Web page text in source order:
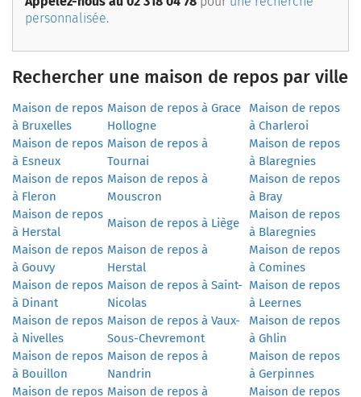
personnalisée.
Rechercher une maison de repos par ville
Maison de repos
à Bruxelles
Maison de repos à Grace
Hollogne
Maison de repos
à Charleroi
Maison de repos
à Esneux
Maison de repos à
Tournai
Maison de repos
à Blaregnies
Maison de repos
à Fleron
Maison de repos à
Mouscron
Maison de repos
à Bray
Maison de repos
à Herstal
Maison de repos à Liège
Maison de repos
à Blaregnies
Maison de repos
à Gouvy
Maison de repos à
Herstal
Maison de repos
à Comines
Maison de repos
à Dinant
Maison de repos à Saint-
Nicolas
Maison de repos
à Leernes
Maison de repos
à Nivelles
Maison de repos à Vaux-
Sous-Chevremont
Maison de repos
à Ghlin
Maison de repos
à Bouillon
Maison de repos à
Nandrin
Maison de repos
à Gerpinnes
Maison de repos Maison de repos à
Maison de repos